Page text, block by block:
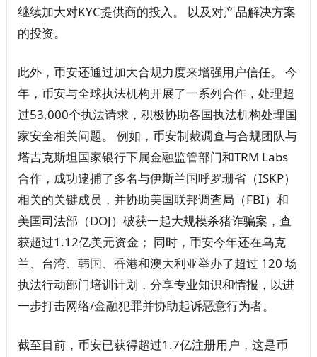
继续加大对KYC提供商的投入。 以及对产品解决方案
的投资。
此外，币安还通过加大合规力度来增强用户信任。 今
年，币安与全球执法机构开展了一系列合作，处理超
过53,000个执法请求，积极协助各国执法机构处理国
家安全相关问题。 例如，币安制裁调查与合规团队与
塔吉克斯坦国家银行下属金融监管部门和TRM Labs
合作，成功逮捕了多名与伊斯兰国呼罗珊省（ISKP）
相关的关键成员，并协助美国联邦调查局（FBI）和
美国司法部（DOJ）破获一起大规模杀猪诈骗案，查
获超过1.12亿美元资金； 同时，币安今年还在乌克
兰、台湾、韩国、香港和澳大利亚举办了超过 120 场
执法行动部门培训计划，分享专业知识和情报，以进
一步打击网络/金融犯罪并协助起诉恶意行为者。
截至目前，币安已获得超过1.7亿注册用户，这是币